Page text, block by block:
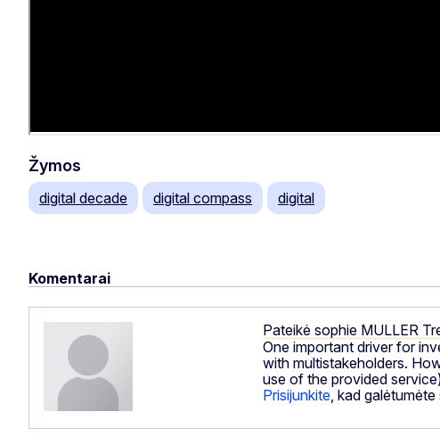
Žymos
digital decade digital compass digital
Komentarai
Pateikė sophie MULLER
One important driver for
with multistakeholders.
use of the provided
Prisijunkite , kad